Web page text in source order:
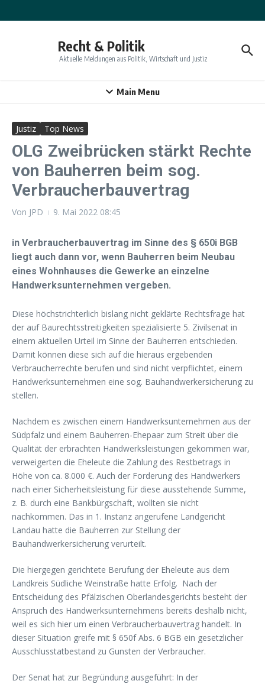
Recht & Politik
Aktuelle Meldungen aus Politik, Wirtschaft und Justiz
Main Menu
Justiz Top News
OLG Zweibrücken stärkt Rechte
von Bauherren beim sog.
Verbraucherbauvertrag
Von JPD 9. Mai 2022 08:45
in Verbraucherbauvertrag im Sinne des § 650i BGB
liegt auch dann vor, wenn Bauherren beim Neubau
eines Wohnhauses die Gewerke an einzelne
Handwerksunternehmen vergeben.
Diese höchstrichterlich bislang nicht geklärte Rechtsfrage hat
der auf Baurechtsstreitigkeiten spezialisierte 5. Zivilsenat in
einem aktuellen Urteil im Sinne der Bauherren entschieden.
Damit können diese sich auf die hieraus ergebenden
Verbraucherrechte berufen und sind nicht verpflichtet, einem
Handwerksunternehmen eine sog. Bauhandwerkersicherung zu
stellen.
Nachdem es zwischen einem Handwerksunternehmen aus der
Südpfalz und einem Bauherren-Ehepaar zum Streit über die
Qualität der erbrachten Handwerksleistungen gekommen war,
verweigerten die Eheleute die Zahlung des Restbetrags in
Höhe von ca. 8.000 €. Auch der Forderung des Handwerkers
nach einer Sicherheitsleistung für diese ausstehende Summe,
z. B. durch eine Bankbürgschaft, wollten sie nicht
nachkommen. Das in 1. Instanz angerufene Landgericht
Landau hatte die Bauherren zur Stellung der
Bauhandwerkersicherung verurteilt.
Die hiergegen gerichtete Berufung der Eheleute aus dem
Landkreis Südliche Weinstraße hatte Erfolg. Nach der
Entscheidung des Pfälzischen Oberlandesgerichts besteht der
Anspruch des Handwerksunternehmens bereits deshalb nicht,
weil es sich hier um einen Verbraucherbauvertrag handelt. In
dieser Situation greife mit § 650f Abs. 6 BGB ein gesetzlicher
Ausschlusstatbestand zu Gunsten der Verbraucher.
Der Senat hat zur Begründung ausgeführt: In der